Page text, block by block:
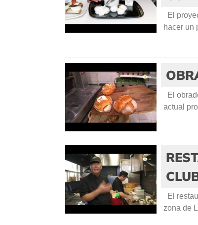
El
hacer un
El
actual
El
zona de